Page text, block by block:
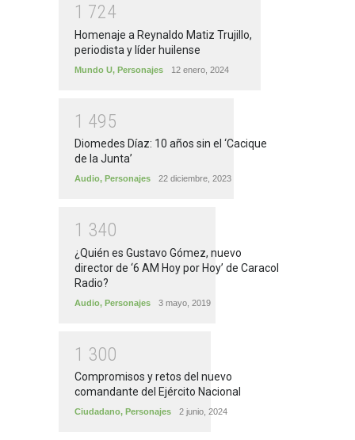
1 724
Homenaje a Reynaldo Matiz Trujillo,
periodista y líder huilense
Mundo U, Personajes 12 enero, 2024
1 495
Diomedes Díaz: 10 años sin el ‘Cacique
de la Junta’
Audio, Personajes 22 diciembre, 2023
1 340
¿Quién es Gustavo Gómez, nuevo
director de ‘6 AM Hoy por Hoy’ de Caracol
Radio?
Audio, Personajes 3 mayo, 2019
1 300
Compromisos y retos del nuevo
comandante del Ejército Nacional
Ciudadano, Personajes 2 junio, 2024